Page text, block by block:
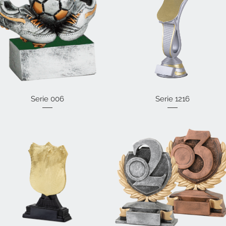
Vista rápida
Serie 006 Vista rápida
Serie 1216